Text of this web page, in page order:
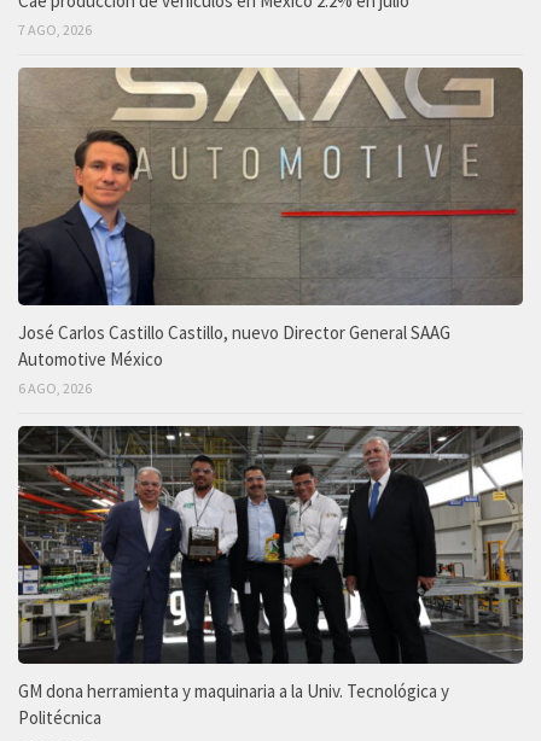
7 AGO, 2026
José Carlos Castillo Castillo, nuevo Director General SAAG
Automotive México
6 AGO, 2026
GM dona herramienta y maquinaria a la Univ. Tecnológica y
Politécnica